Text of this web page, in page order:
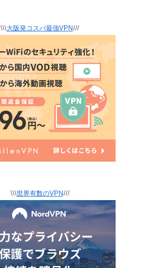
\\\大阪発コスパ最強VPN///
\\\世界有数のVPN///